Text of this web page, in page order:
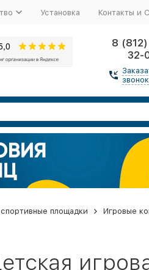
Установка Контакты и
8
32-
звонок
площадки
Игровые